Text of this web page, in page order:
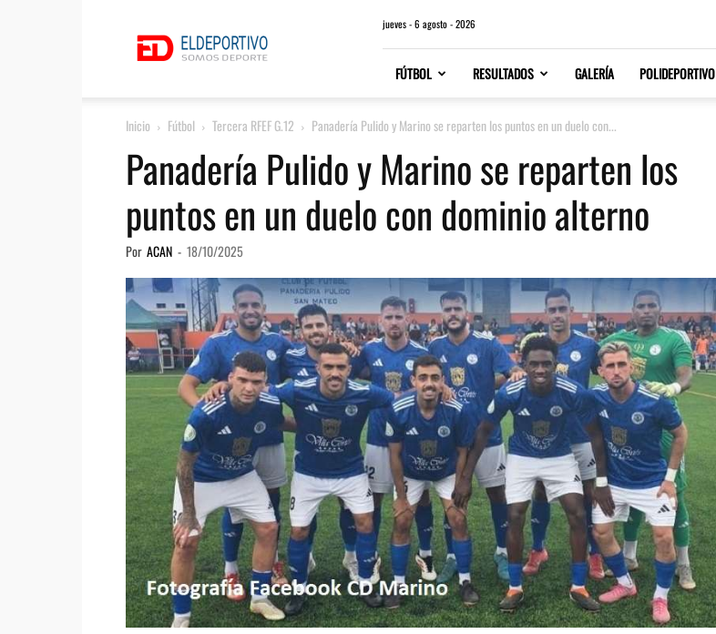
jueves - 6 agosto - 2026
FÚTBOL RESULTADOS GALERÍA POLIDEPORTIVO
Inicio Fútbol Tercera RFEF G.12 Panadería Pulido y Marino se reparten los puntos en un duelo con...
Panadería Pulido y Marino se reparten los
puntos en un duelo con dominio alterno
Por ACAN - 18/10/2025